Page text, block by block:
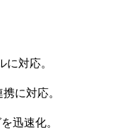
対応。
に対応。
迅速化。